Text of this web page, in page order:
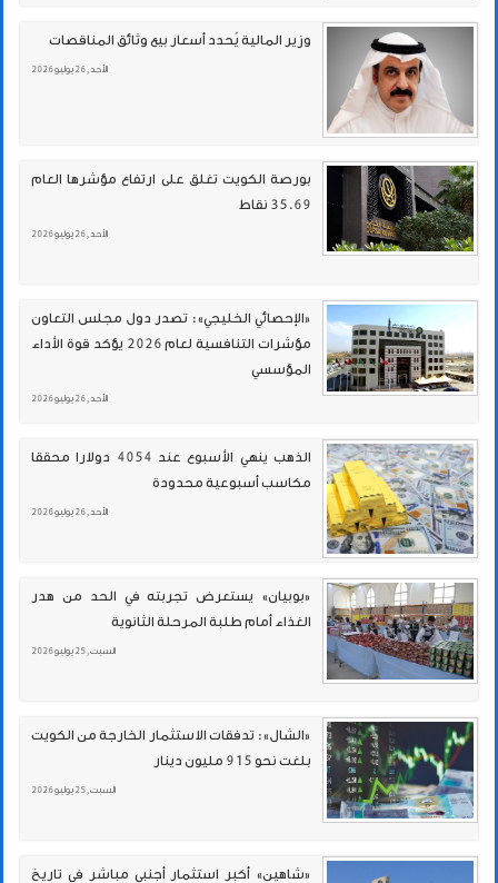
وزير المالية يُحدد أسعار بيع وثائق المناقصات
الأحد , 26 يوليو 2026
بورصة الكويت تغلق على ارتفاع مؤشرها العام
35.69 نقاط
الأحد , 26 يوليو 2026
«الإحصائي الخليجي»: تصدر دول مجلس التعاون
مؤشرات التنافسية لعام 2026 يؤكد قوة الأداء
المؤسسي
الأحد , 26 يوليو 2026
الذهب ينهي الأسبوع عند 4054 دولارا محققا
مكاسب أسبوعية محدودة
الأحد , 26 يوليو 2026
«بوبيان» يستعرض تجربته في الحد من هدر
الغذاء أمام طلبة المرحلة الثانوية
السبت , 25 يوليو 2026
«الشال»: تدفقات الاستثمار الخارجة من الكويت
بلغت نحو 915 مليون دينار
السبت , 25 يوليو 2026
«شاهين» أكبر استثمار أجنبي مباشر في تاريخ